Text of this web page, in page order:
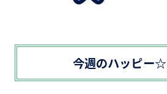
今週のハッピー